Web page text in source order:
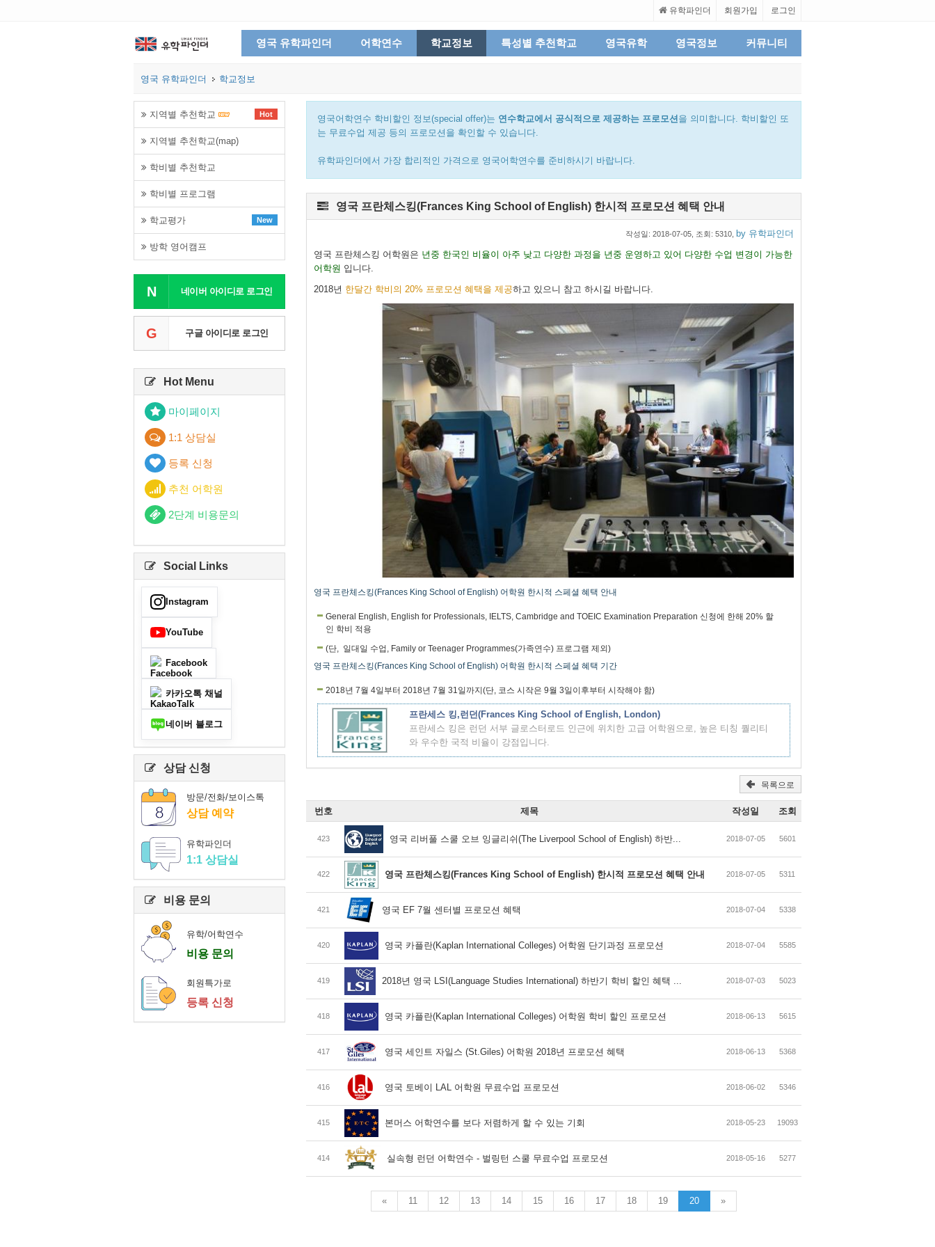
유학파인더 회원가입 로그인
영국 유학파인더 어학연수 학교정보 특성별 추천학교 영국유학 영국정보 커뮤니티
영국 유학파인더 학교정보
Hot
지역별 추천학교
지역별 추천학교(map)
학비별 추천학교
학비별 프로그램
New
학교평가
방학 영어캠프
N 네이버 아이디로 로그인
G 구글 아이디로 로그인
Hot Menu
마이페이지
1:1 상담실
등록 신청
추천 어학원
2단계 비용문의
Social Links
Instagram
YouTube
Facebook
카카오톡 채널
네이버 블로그
상담 신청
방문/전화/보이스톡
상담 예약
유학파인더
1:1 상담실
비용 문의
유학/어학연수
비용 문의
회원특가로
등록 신청
영국어학연수 학비할인 정보(special offer)는 연수학교에서 공식적으로 제공하는 프로모션을 의미합니다. 학비할인 또
는 무료수업 제공 등의 프로모션을 확인할 수 있습니다.
유학파인더에서 가장 합리적인 가격으로 영국어학연수를 준비하시기 바랍니다.
영국 프란체스킹(Frances King School of English) 한시적 프로모션 혜택 안내
작성일: 2018-07-05 , 조회: 5310,
by 유학파인더
영국 프란체스킹 어학원은 년중 한국인 비율이 아주 낮고 다양한 과정을 년중 운영하고 있어 다양한 수업 변경이 가능한
어학원 입니다.
2018년 한달간 학비의 20% 프로모션 혜택을 제공하고 있으니 참고 하시길 바랍니다.
영국 프란체스킹(Frances King School of English) 어학원 한시적 스페셜 혜택 안내
General English, English for Professionals, IELTS, Cambridge and TOEIC Examination Preparation 신청에 한해 20% 할
인 학비 적용
(단,
일대일 수업, Family or Teenager Programmes(가족연수) 프로그램 제외)
영국 프란체스킹(Frances King School of English) 어학원 한시적 스페셜 혜택 기간
2018년 7월 4일부터 2018년 7월 31일까지(단, 코스 시작은 9월 3일이후부터 시작해야 함)
프란세스 킹,런던(Frances King School of English, London)
프란세스 킹은 런던 서부 글로스터로드 인근에 위치한 고급 어학원으로, 높은 티칭 퀄리티
와 우수한 국적 비율이 강점입니다.
목록으로
번호 제목 작성일 조회
423 영국 리버풀 스쿨 오브 잉글리쉬(The Liverpool School of English) 하반... 2018-07-05 5601
422 영국 프란체스킹(Frances King School of English) 한시적 프로모션 혜택 안내 2018-07-05 5311
421 영국 EF 7월 센터별 프로모션 혜택 2018-07-04 5338
420 영국 카플란(Kaplan International Colleges) 어학원 단기과정 프로모션 2018-07-04 5585
419 2018년 영국 LSI(Language Studies International) 하반기 학비 할인 혜택 ... 2018-07-03 5023
418 영국 카플란(Kaplan International Colleges) 어학원 학비 할인 프로모션 2018-06-13 5615
417 영국 세인트 자일스 (St.Giles) 어학원 2018년 프로모션 혜택 2018-06-13 5368
416 영국 토베이 LAL 어학원 무료수업 프로모션 2018-06-02 5346
415 본머스 어학연수를 보다 저렴하게 할 수 있는 기회 2018-05-23 19093
414 실속형 런던 어학연수 - 벌링턴 스쿨 무료수업 프로모션 2018-05-16 5277
« 11 12 13 14 15 16 17 18 19 20 »